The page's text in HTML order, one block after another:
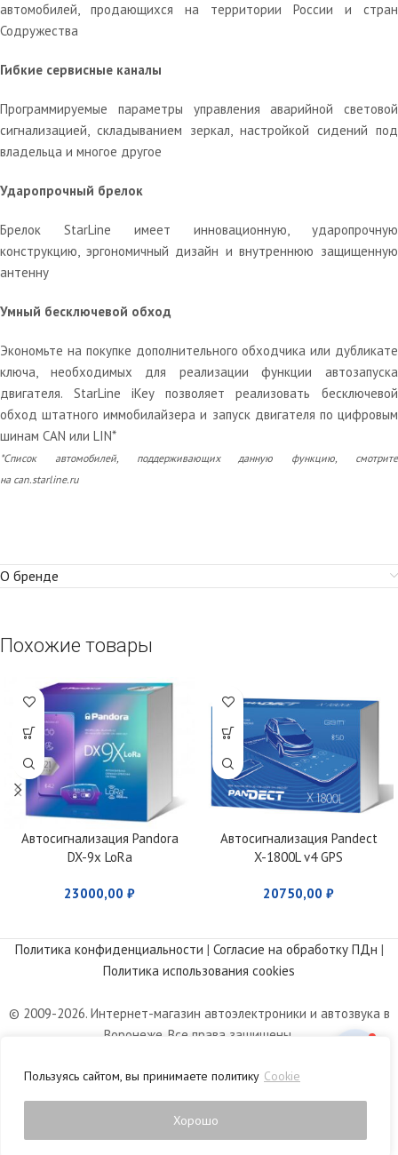
Пользуясь сайтом, вы принимаете политику Cookie
Хорошо
автомобилей, продающихся на территории России и стран
Содружества
Гибкие сервисные каналы
Программируемые параметры управления аварийной световой
сигнализацией, складыванием зеркал, настройкой сидений под
владельца и многое другое
Ударопрочный брелок
Брелок StarLine имеет инновационную, ударопрочную
конструкцию, эргономичный дизайн и внутреннюю защищенную
антенну
Умный бесключевой обход
Экономьте на покупке дополнительного обходчика или дубликате
ключа, необходимых для реализации функции автозапуска
двигателя. StarLine iKey позволяет реализовать бесключевой
обход штатного иммобилайзера и запуск двигателя по цифровым
шинам CAN или LIN*
*Список автомобилей, поддерживающих данную функцию, смотрите
на can.starline.ru
О бренде
Похожие товары
Автосигнализация Pandora
DX-9x LoRa
23000,00 ₽
Автосигнализация Pandect
X-1800L v4 GPS
20750,00 ₽
Политика конфиденциальности | Согласие на обработку ПДн |
Политика использования cookies
© 2009-2026. Интернет-магазин автоэлектроники и автозвука в
Воронеже. Все права защищены.
характер и не является публичной офертой, определяемой
положениями статьи 437 Гражданского кодекса РФ.